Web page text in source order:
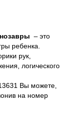
– это
ребенка.
рук,
логического
Вы можете,
на номер